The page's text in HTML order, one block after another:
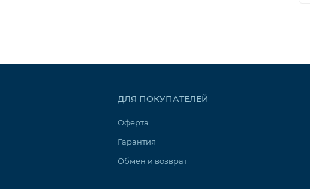
ДЛЯ ПОКУПАТЕЛЕЙ
Оферта
Гарантия
Обмен и возврат